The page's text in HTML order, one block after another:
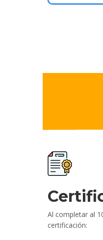
Al completar al
certificación: